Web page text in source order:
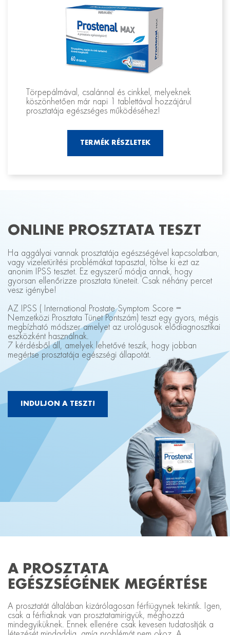
Törpepálmával, csalánnal és cinkkel, melyeknek
köszönhetően már napi 1 tablettával hozzájárul
prosztatája egészséges működéséhez!
TERMÉK RÉSZLETEK
ONLINE PROSZTATA TESZT
Ha aggályai vannak prosztatája egészségével kapcsolatban,
vagy vizeletürítési problémákat tapasztal, töltse ki ezt az
anonim IPSS tesztet. Ez egyszerű módja annak, hogy
gyorsan ellenőrizze prosztata tüneteit. Csak néhány percet
vesz igénybe!
AZ IPSS ( International Prostate Symptom Score =
Nemzetközi Prosztata Tünet Pontszám) teszt egy gyors, mégis
megbízható módszer amelyet az urológusok elődiagnosztikai
eszközként használnak.
7 kérdésből áll, amelyek lehetővé teszik, hogy jobban
megértse prosztatája egészségi állapotát.
INDULJON A TESZT!
A PROSZTATA
EGÉSZSÉGÉNEK MEGÉRTÉSE
A prosztatát általában kizárólagosan férfiügynek tekintik. Igen,
csak a férfiaknak van prosztatamirigyük, méghozzá
mindegyiküknek. Ennek ellenére csak kevesen tudatosítják a